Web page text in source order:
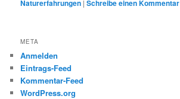
Naturerfahrungen |Schreibe einen Kommentar
META
Anmelden
Eintrags-Feed
Kommentar-Feed
WordPress.org